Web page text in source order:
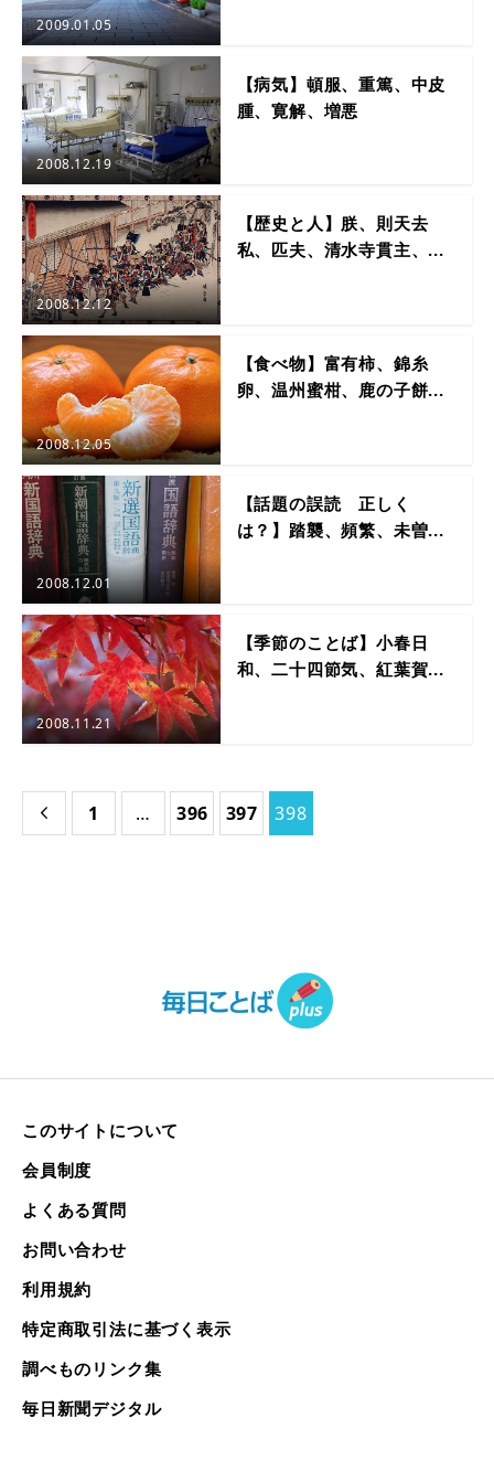
2009.01.05
2008.12.19
【病気】頓服、重篤、中皮
腫、寛解、増悪
2008.12.12
【歴史と人】朕、則天去
私、匹夫、清水寺貫主、...
2008.12.05
【食べ物】富有柿、錦糸
卵、温州蜜柑、鹿の子餅...
2008.12.01
【話題の誤読 正しく
は？】踏襲、頻繁、未曽...
2008.11.21
【季節のことば】小春日
和、二十四節気、紅葉賀...
 1 … 396 397 398
このサイトについて
会員制度
よくある質問
お問い合わせ
利用規約
特定商取引法に基づく表示
調べものリンク集
毎日新聞デジタル